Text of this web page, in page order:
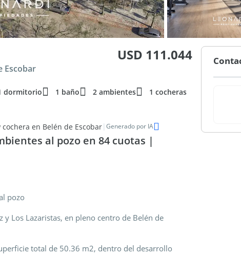
USD 111.044
Escobar
dormitorio 1 baño 2 ambientes
1 cocheras
en Belén de Escobar| Generado por IA
al pozo en 84 cuotas |
pozo
y Los Lazaristas, en pleno centro de Belén de
total de 50.36 m2, dentro del desarrollo